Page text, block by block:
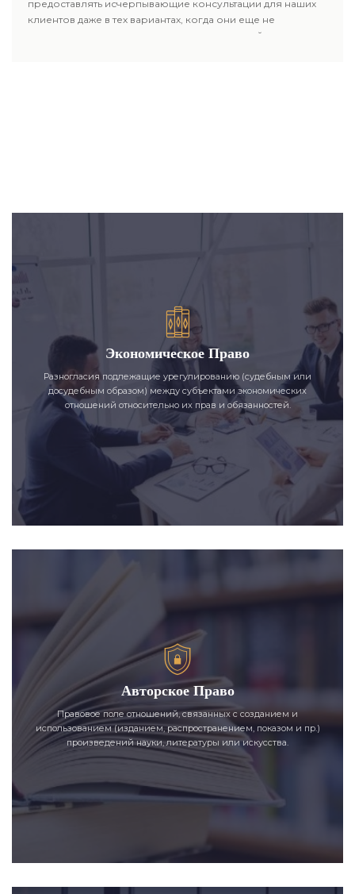
предоставлять исчерпывающие консультации для наших
клиентов даже в тех вариантах, когда они еще не
пользовались юридическими услугами нашей компании.
Экономическое Право
Разногласия подлежащие урегулированию (судебным или
досудебным образом) между субъектами экономических
отношений относительно их прав и обязанностей.
Авторское Право
Правовое поле отношений, связанных с созданием и
использованием (изданием, распространением, показом и пр.)
произведений науки, литературы или искусства.